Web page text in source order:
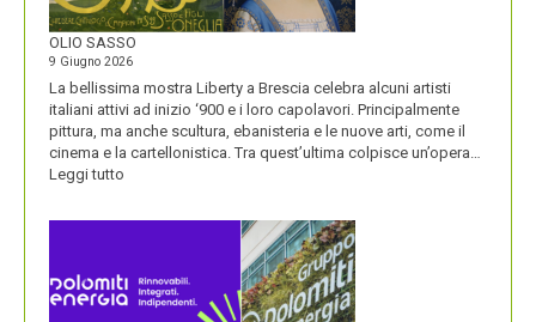
ALL’ORIGINE
DI
NOME
OLIO SASSO
9 Giugno 2026
La bellissima mostra Liberty a Brescia celebra alcuni artisti
italiani attivi ad inizio ‘900 e i loro capolavori. Principalmente
pittura, ma anche scultura, ebanisteria e le nuove arti, come il
cinema e la cartellonistica. Tra quest’ultima colpisce un’opera…
Leggi tutto
SASSO